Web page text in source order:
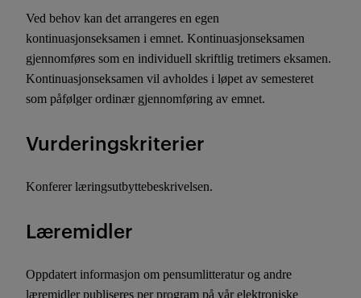
Ved behov kan det arrangeres en egen
kontinuasjonseksamen i emnet. Kontinuasjonseksamen
gjennomføres som en individuell skriftlig tretimers eksamen.
Kontinuasjonseksamen vil avholdes i løpet av semesteret
som påfølger ordinær gjennomføring av emnet.
Vurderingskriterier
Konferer læringsutbyttebeskrivelsen.
Læremidler
Oppdatert informasjon om pensumlitteratur og andre
læremidler publiseres per program på vår elektroniske